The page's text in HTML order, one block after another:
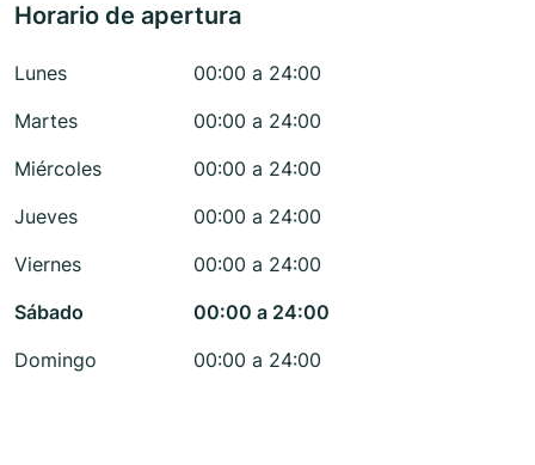
Horario de apertura
Lunes
00:00 a 24:00
Martes
00:00 a 24:00
Miércoles
00:00 a 24:00
Jueves
00:00 a 24:00
Viernes
00:00 a 24:00
Sábado
00:00 a 24:00
Domingo
00:00 a 24:00